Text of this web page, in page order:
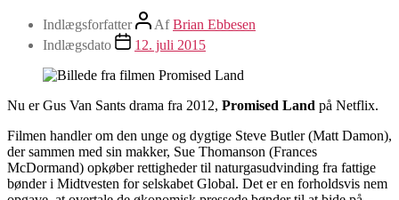
Indlægsforfatter AfBrian Ebbesen
Indlægsdato
12. juli 2015
Nu er Gus Van Sants drama fra 2012, Promised Land på Netflix.
Filmen handler om den unge og dygtige Steve Butler (Matt Damon),
der sammen med sin makker, Sue Thomanson (Frances
McDormand) opkøber rettigheder til naturgasudvinding fra fattige
bønder i Midtvesten for selskabet Global. Det er en forholdsvis nem